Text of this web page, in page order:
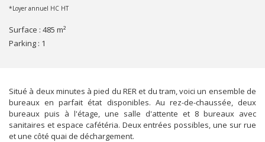
*Loyer annuel HC HT
Surface : 485 m²
parking : 1
Situé à deux minutes à pied du RER et du tram, voici un ensemble de
bureaux en parfait état disponibles. Au rez-de-chaussée, deux
bureaux puis à l'étage, une salle d'attente et 8 bureaux avec
sanitaires et espace cafétéria. Deux entrées possibles, une sur rue
et une côté quai de déchargement.